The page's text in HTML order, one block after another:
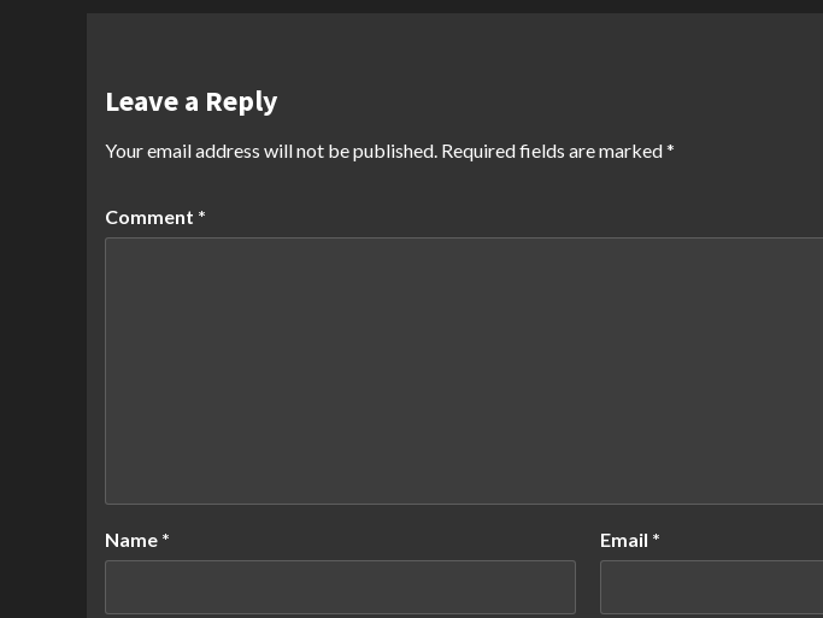
Leave a Reply
Your email address will not be published. Required fields are marked*
Comment *
Name * Email *